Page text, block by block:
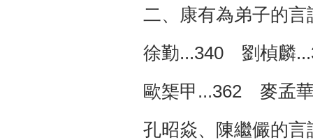
二、康有為弟子的言
徐勤...340 劉楨麟
歐榘甲...362 麥孟
孔昭焱、陳繼儼的